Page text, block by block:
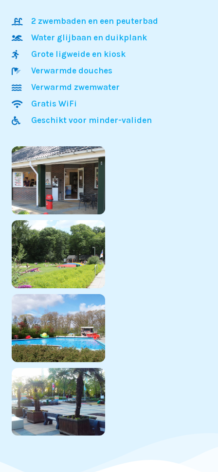
2 zwembaden en een peuterbad
Water glijbaan en duikplank
Grote ligweide en kiosk
Verwarmde douches
Verwarmd zwemwater
Gratis WiFi
Geschikt voor minder-validen